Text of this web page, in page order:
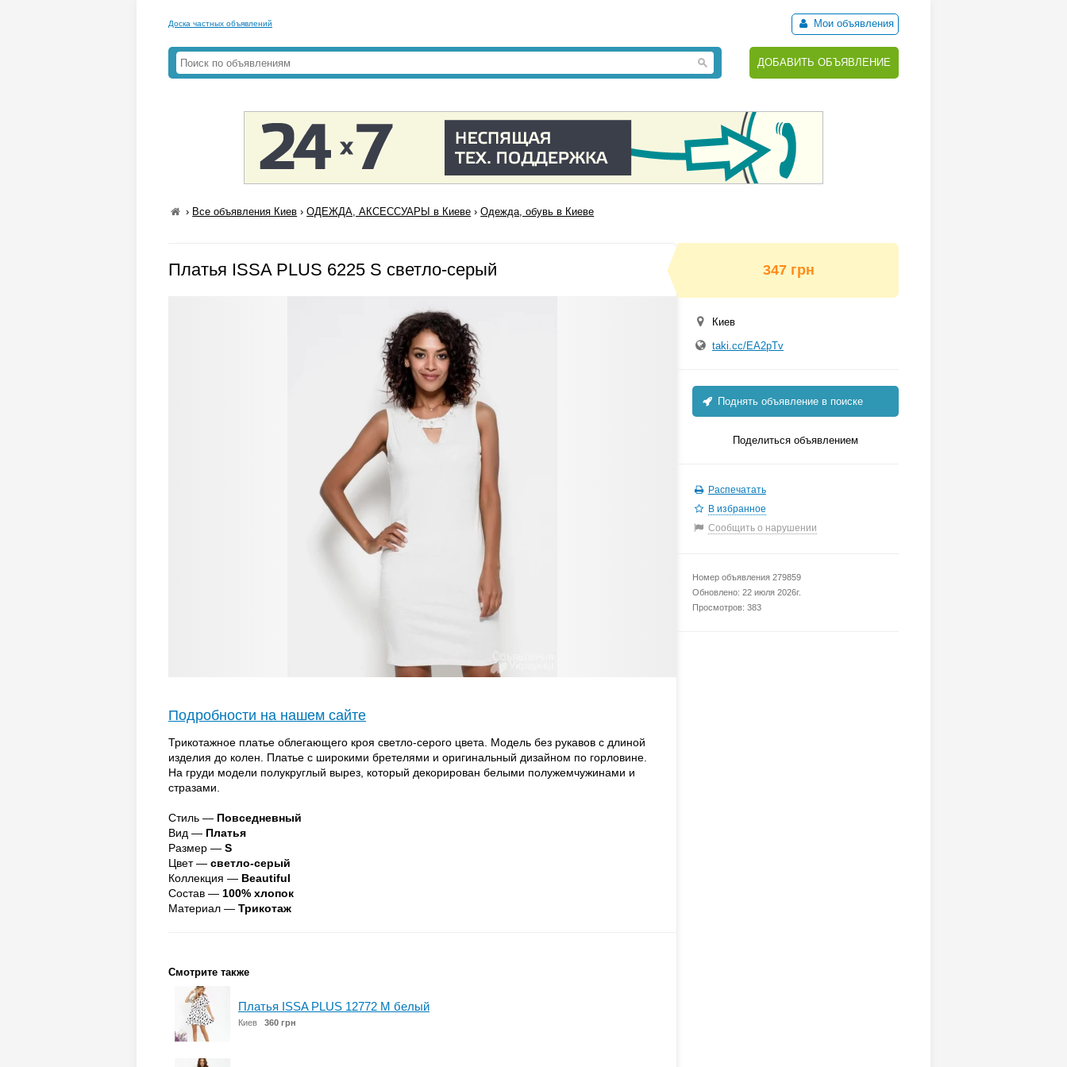
Доска частных объявлений Мои объявления
ДОБАВИТЬ ОБЪЯВЛЕНИЕ
› Все объявления Киев ›ОДЕЖДА, АКСЕССУАРЫ в Киеве ›Одежда, обувь в Киеве
Платья ISSA PLUS 6225 S светло-серый
Подробности на нашем сайте
Трикотажное платье облегающего кроя светло-серого цвета. Модель без рукавов с длиной
изделия до колен. Платье с широкими бретелями и оригинальный дизайном по горловине.
На груди модели полукруглый вырез, который декорирован белыми полужемчужинами и
стразами.
Стиль — Повседневный
Вид — Платья
Размер — S
Цвет — светло-серый
Коллекция — Beautiful
Состав — 100% хлопок
Материал — Трикотаж
Смотрите также
Платья ISSA PLUS 12772 M белый
Киев 360 грн
347 грн
Киев
taki.cc/EA2pTv
Поднять объявление в поиске
Поделиться объявлением
Распечатать
В избранное
Сообщить о нарушении
Номер объявления 279859
Обновлено: 22 июля 2026г.
Просмотров: 383